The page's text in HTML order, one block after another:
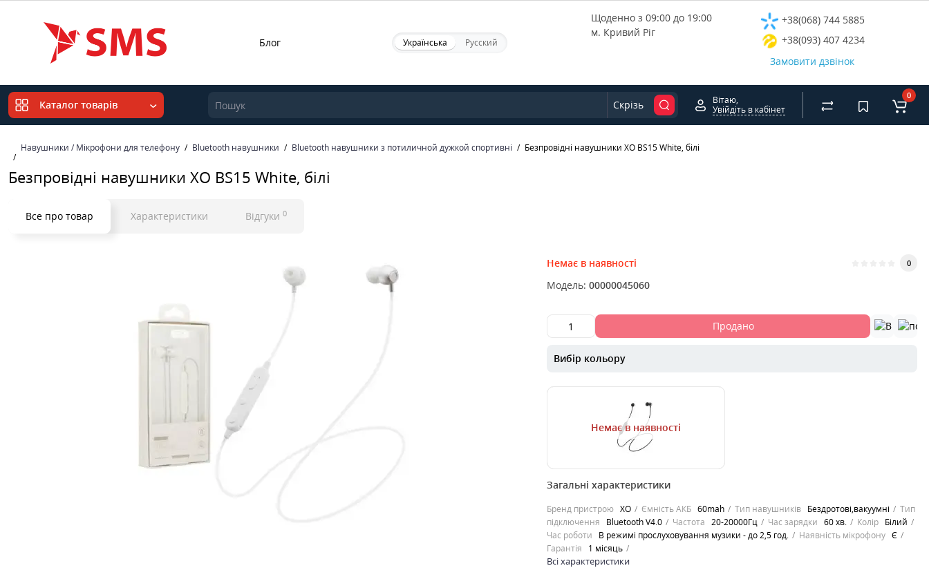
Блог Українська Русский
Щоденно з 09:00 до 19:00
м. Кривий Ріг
+38(068) 744 5885
+38(093) 407 4234
Замовити дзвінок
Каталог товарів Скрізь
Вітаю,
Увійдіть в кабінет
0
Навушники / Мікрофони для телефону Bluetooth навушники Bluetooth навушники з потиличной дужкой спортивні Безпровідні навушники XO BS15 White, білі
Безпровідні навушники XO BS15 White, білі
Все про товар Характеристики Відгуки 0
Немає в наявності 0
Модель: 00000045060
Продано
Вибір кольору
Немає в наявності
Рухатися під музику стало зручніше.
ободок для фіксації. У русі н..
0
319 грн.
Загальні характеристики
Бренд пристрою XO Ємність АКБ 60mah Тип навушників Бездротові,вакуумні
Тип
підключення
Bluetooth V4.0 Частота 20-20000Гц Час зарядки 60 хв. Колір
Білий
Час роботи
В режимі прослуховування музики - до 2,5 год. Наявність мікрофону Є
Гарантія
1 місяць
Всі характеристики